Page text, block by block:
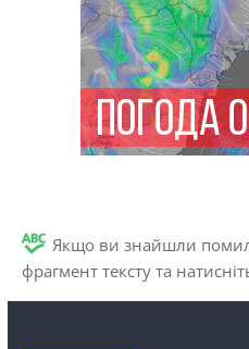
Якщо ви знайшли
фрагмент тексту та